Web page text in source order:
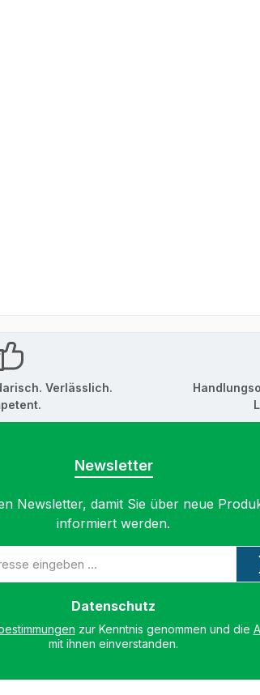
Verlässlich.
Newsletter
Newsletter, damit Sie über neue
informiert werden.
Datenschutz
zur Kenntnis genommen und die
mit ihnen einverstanden.